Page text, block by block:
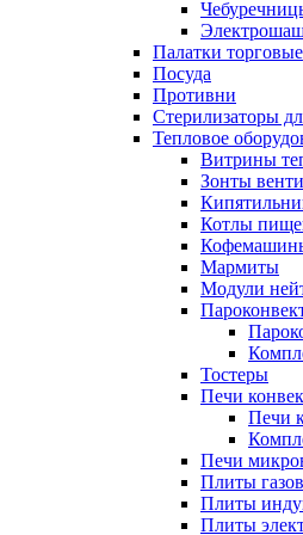
Палатки торговые
Посуда
Противни
Стерилизаторы
Тепловое
Витрины
Зонты
Котлы
Мармиты
Модули
Тостеры
Печи
Печи
Печи
Плиты
Плиты
Плиты